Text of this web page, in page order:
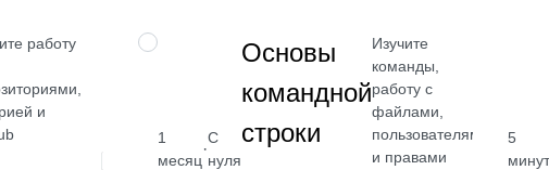
работу
и
НАВЫК
1
месяц
·
С
нуля
Основы
командной
строки
Изучите
команды,
работу с
файлами,
пользователями
и правами
5
минут